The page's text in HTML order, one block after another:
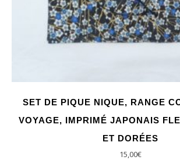
SET DE PIQUE NIQUE, RANGE
VOYAGE, IMPRIMÉ JAPONAIS
ET DORÉES
15,00€